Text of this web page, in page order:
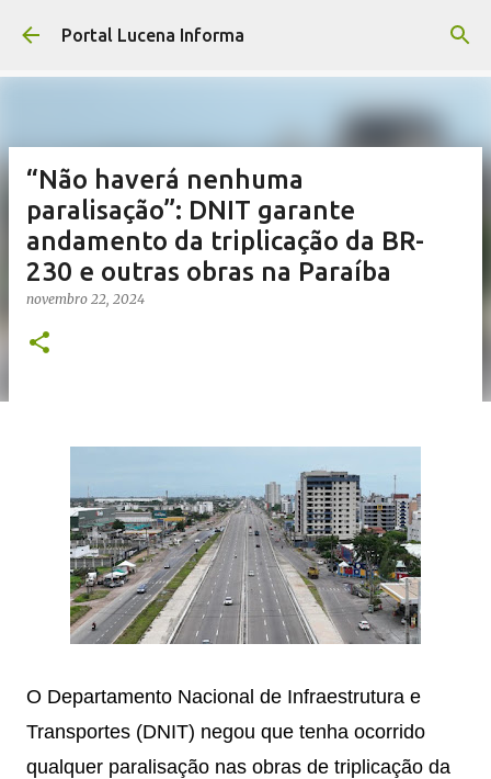
Pular para o conteúdo principal
Portal Lucena Informa
“Não haverá nenhuma
paralisação”: DNIT garante
andamento da triplicação da BR-
230 e outras obras na Paraíba
novembro 22, 2024
O Departamento Nacional de Infraestrutura e
Transportes (DNIT) negou que tenha ocorrido
qualquer paralisação nas obras de triplicação da